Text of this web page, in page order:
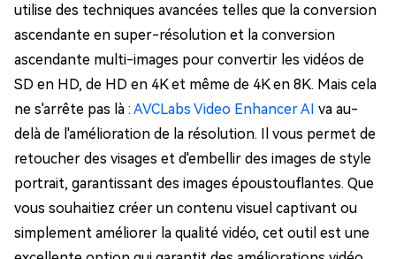
utilise des techniques avancées telles que la conversion
ascendante en super-résolution et la conversion
ascendante multi-images pour convertir les vidéos de
SD en HD, de HD en 4K et même de 4K en 8K. Mais cela
ne s'arrête pas là : AVCLabs Video Enhancer AI va au-
delà de l'amélioration de la résolution. Il vous permet de
retoucher des visages et d'embellir des images de style
portrait, garantissant des images époustouflantes. Que
vous souhaitiez créer un contenu visuel captivant ou
simplement améliorer la qualité vidéo, cet outil est une